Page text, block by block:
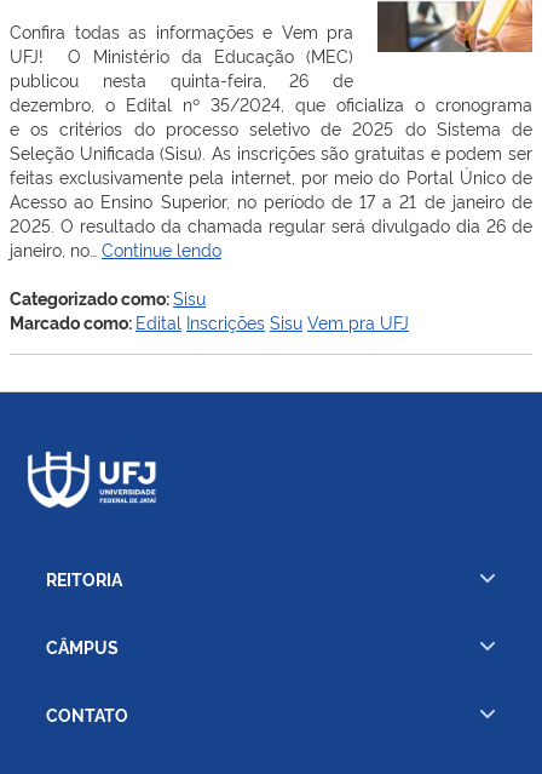
Confira todas as informações e Vem pra
UFJ! O Ministério da Educação (MEC)
publicou nesta quinta-feira, 26 de
dezembro, o Edital nº 35/2024, que oficializa o cronograma
e os critérios do processo seletivo de 2025 do Sistema de
Seleção Unificada (Sisu). As inscrições são gratuitas e podem ser
feitas exclusivamente pela internet, por meio do Portal Único de
Acesso ao Ensino Superior, no período de 17 a 21 de janeiro de
2025. O resultado da chamada regular será divulgado dia 26 de
janeiro, no… Continue lendoSisu
terão
17
Categorizado como:Sisu
Marcado como: Edital Inscrições Sisu Vem pra UFJ
REITORIA
CÂMPUS
CONTATO